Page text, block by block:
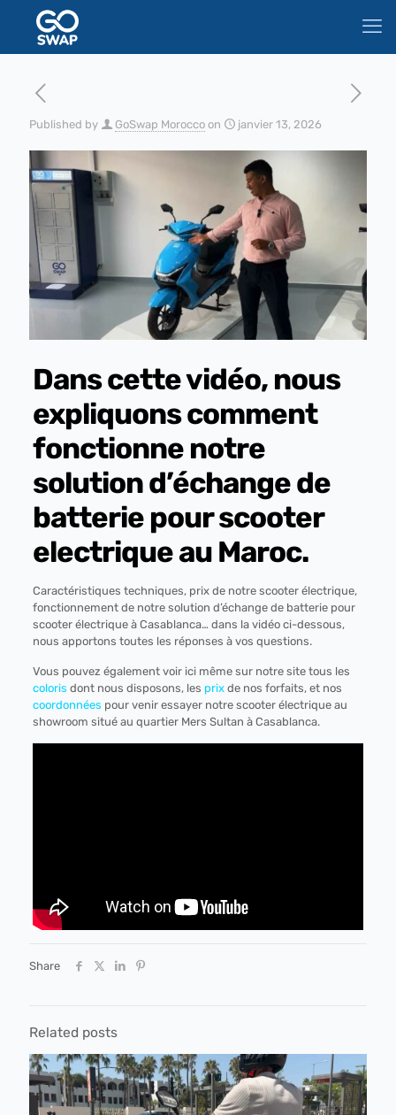
Published by GoSwap Morocco on janvier 13, 2026
Dans cette vidéo, nous
expliquons comment
fonctionne notre
solution d’échange de
batterie pour scooter
electrique au Maroc.
Caractéristiques techniques, prix de notre scooter électrique,
fonctionnement de notre solution d’échange de batterie pour
scooter électrique à Casablanca… dans la vidéo ci-dessous,
nous apportons toutes les réponses à vos questions.
Vous pouvez également voir ici même sur notre site tous les
coloris dont nous disposons, les prixde nos forfaits, et nos
coordonnées pour venir essayer notre scooter électrique au
showroom situé au quartier Mers Sultan à Casablanca.
Share
Related posts